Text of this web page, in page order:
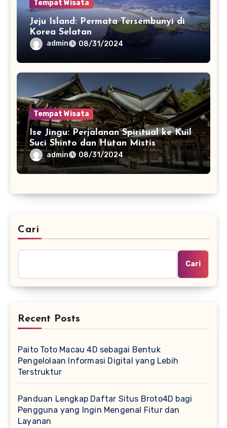
Tempat Wisata
Jeju Island: Permata Tersembunyi di
Korea Selatan
admin 08/31/2024
Tempat Wisata
Ise Jingu: Perjalanan Spiritual ke Kuil
Suci Shinto dan Hutan Mistis
admin 08/31/2024
Cari
Cari
Recent Posts
Paito Toto Macau 4D sebagai Bentuk
Pengelolaan Informasi Digital yang Lebih
Terstruktur
Panduan Lengkap Daftar Situs Broto4D bagi
Pengguna yang Ingin Mengenal Fitur dan
Layanan